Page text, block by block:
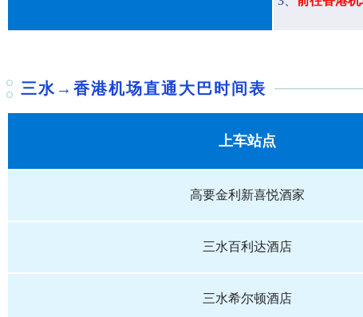
三水→ 香港机场直通大巴时间表
上车站点
高要金利新喜悦酒家
三水百利达酒店
三水希尔顿酒店